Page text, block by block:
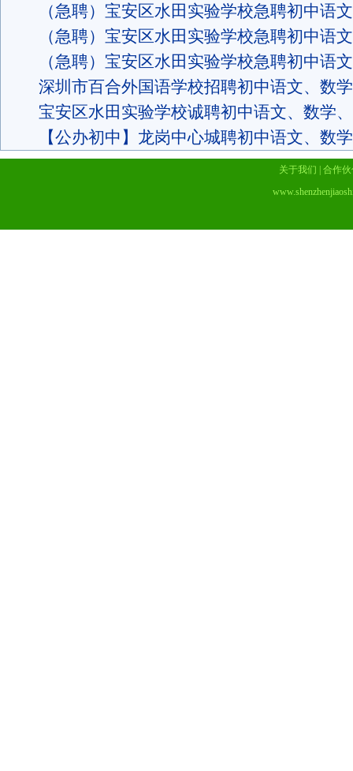
（急聘）宝安区水田实验学校急聘初中语
（急聘）宝安区水田实验学校急聘初中语
（急聘）宝安区水田实验学校急聘初中语
深圳市百合外国语学校招聘初中语文、数
宝安区水田实验学校诚聘初中语文、数学
【公办初中】龙岗中心城聘初中语文、数
关于我们
合作